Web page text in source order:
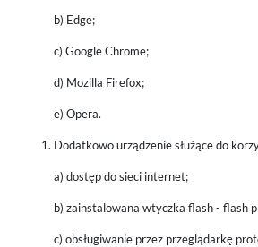
b) Edge;
c) Google Chrome;
d) Mozilla Firefox;
e) Opera.
Dodatkowo urządzenie służące do
a) dostęp do sieci internet;
b) zainstalowana wtyczka flash - flash
c) obsługiwanie przez przeglądarkę